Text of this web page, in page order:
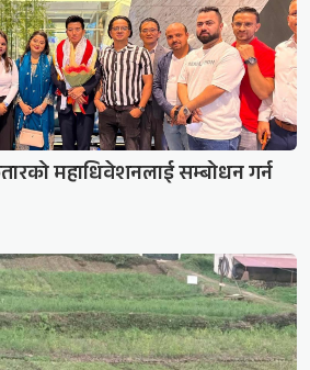
महाधिवेशनलाई सम्बोधन गर्न